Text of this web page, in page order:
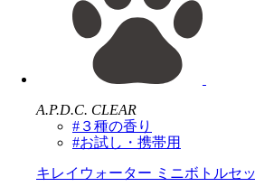
A.P.D.C. CLEAR
#３種の香り
#お試し・携帯用
キレイウォーター ミニボトルセ